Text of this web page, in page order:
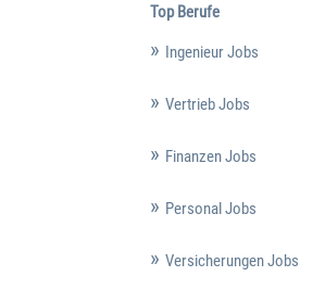
Top Berufe
Ingenieur Jobs
Vertrieb Jobs
Finanzen Jobs
Personal Jobs
Versicherungen Jobs